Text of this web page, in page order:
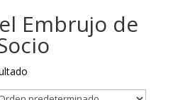
Embrujo de